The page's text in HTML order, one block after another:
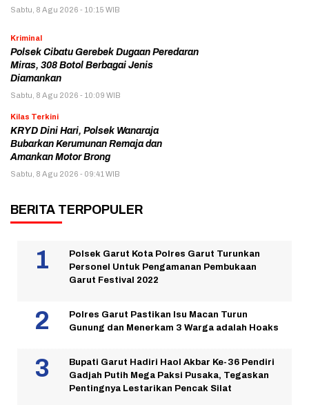
Sabtu, 8 Agu 2026 - 10:15 WIB
Kriminal
Polsek Cibatu Gerebek Dugaan Peredaran
Miras, 308 Botol Berbagai Jenis
Diamankan
Sabtu, 8 Agu 2026 - 10:09 WIB
Kilas Terkini
KRYD Dini Hari, Polsek Wanaraja
Bubarkan Kerumunan Remaja dan
Amankan Motor Brong
Sabtu, 8 Agu 2026 - 09:41 WIB
BERITA TERPOPULER
Polsek Garut Kota Polres Garut Turunkan
Personel Untuk Pengamanan Pembukaan
Garut Festival 2022
Polres Garut Pastikan Isu Macan Turun
Gunung dan Menerkam 3 Warga adalah Hoaks
Bupati Garut Hadiri Haol Akbar Ke-36 Pendiri
Gadjah Putih Mega Paksi Pusaka, Tegaskan
Pentingnya Lestarikan Pencak Silat